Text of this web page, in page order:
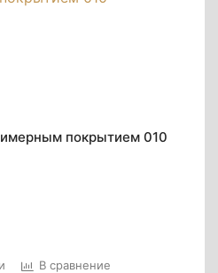
покрытием 010
В сравнение